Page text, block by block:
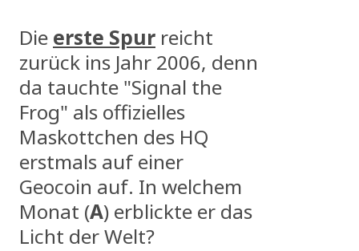
Die erste Spur reicht
zurück ins Jahr 2006, denn
da tauchte "Signal the
Frog" als offizielles
Maskottchen des HQ
erstmals auf einer
Geocoin auf. In welchem
Monat (A) erblickte er das
Licht der Welt?